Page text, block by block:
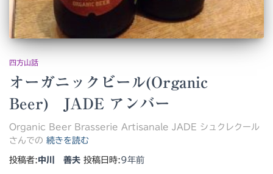
四方山話
オーガニックビール(Organic
Beer) JADE アンバー
Organic Beer Brasserie Artisanale JADE シュクレクール
さんでの 続きを読む
投稿者:中川 善夫 投稿日時:9年前